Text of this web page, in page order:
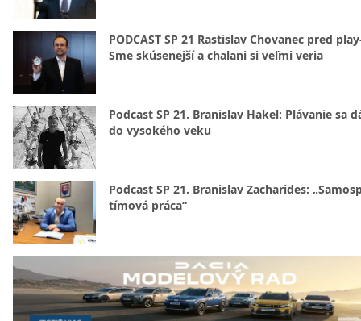
PODCAST SP 21 Rastislav Chovanec pred
Sme skúsenejší a chalani si veľmi veria
Podcast SP 21. Branislav Hakel: Plávanie sa
do vysokého veku
Podcast SP 21. Branislav Zacharides:
tímová práca“